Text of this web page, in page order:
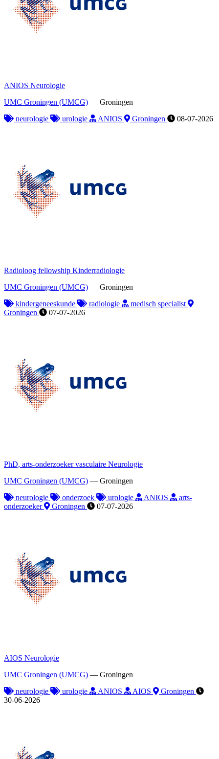
ANIOS Neurologie
UMC Groningen (UMCG) — Groningen
neurologie
urologie ANIOS Groningen 08-07-2026
Radioloog fellowship Kinderradiologie
UMC Groningen (UMCG) — Groningen
kindergeneeskunde
radiologie
medisch specialist
Groningen
07-07-2026
PhD, arts-onderzoeker vasculaire Neurologie
UMC Groningen (UMCG) — Groningen
neurologie
onderzoek urologie ANIOS
arts-
onderzoeker
Groningen 07-07-2026
AIOS Neurologie
UMC Groningen (UMCG) — Groningen
neurologie
urologie ANIOS AIOS
Groningen
30-06-2026